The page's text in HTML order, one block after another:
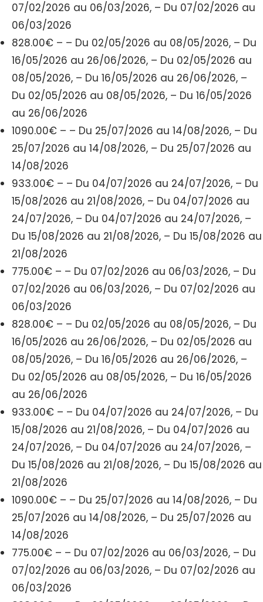
07/02/2026 au 06/03/2026, – Du 07/02/2026 au
06/03/2026
828.00€ – – Du 02/05/2026 au 08/05/2026, – Du
16/05/2026 au 26/06/2026, – Du 02/05/2026 au
08/05/2026, – Du 16/05/2026 au 26/06/2026, –
Du 02/05/2026 au 08/05/2026, – Du 16/05/2026
au 26/06/2026
1090.00€ – – Du 25/07/2026 au 14/08/2026, – Du
25/07/2026 au 14/08/2026, – Du 25/07/2026 au
14/08/2026
933.00€ – – Du 04/07/2026 au 24/07/2026, – Du
15/08/2026 au 21/08/2026, – Du 04/07/2026 au
24/07/2026, – Du 04/07/2026 au 24/07/2026, –
Du 15/08/2026 au 21/08/2026, – Du 15/08/2026 au
21/08/2026
775.00€ – – Du 07/02/2026 au 06/03/2026, – Du
07/02/2026 au 06/03/2026, – Du 07/02/2026 au
06/03/2026
828.00€ – – Du 02/05/2026 au 08/05/2026, – Du
16/05/2026 au 26/06/2026, – Du 02/05/2026 au
08/05/2026, – Du 16/05/2026 au 26/06/2026, –
Du 02/05/2026 au 08/05/2026, – Du 16/05/2026
au 26/06/2026
933.00€ – – Du 04/07/2026 au 24/07/2026, – Du
15/08/2026 au 21/08/2026, – Du 04/07/2026 au
24/07/2026, – Du 04/07/2026 au 24/07/2026, –
Du 15/08/2026 au 21/08/2026, – Du 15/08/2026 au
21/08/2026
1090.00€ – – Du 25/07/2026 au 14/08/2026, – Du
25/07/2026 au 14/08/2026, – Du 25/07/2026 au
14/08/2026
775.00€ – – Du 07/02/2026 au 06/03/2026, – Du
07/02/2026 au 06/03/2026, – Du 07/02/2026 au
06/03/2026